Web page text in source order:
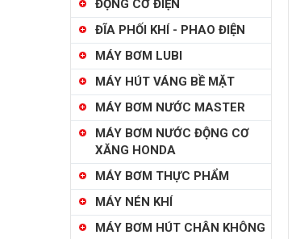
ĐỘNG CƠ ĐIỆN
ĐĨA PHỐI KHÍ - PHAO ĐIỆN
MÁY BƠM LUBI
MÁY HÚT VÁNG BỀ MẶT
MÁY BƠM NƯỚC MASTER
MÁY BƠM NƯỚC ĐỘNG CƠ
XĂNG HONDA
MÁY BƠM THỰC PHẨM
MÁY NÉN KHÍ
MÁY BƠM HÚT CHÂN KHÔNG